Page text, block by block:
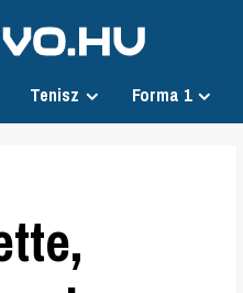
Tenisz Forma 1